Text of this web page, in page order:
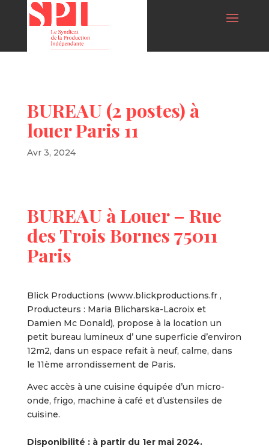
BUREAU (2 postes) à
louer Paris 11
Avr 3, 2024
BUREAU à Louer – Rue
des Trois Bornes 75011
Paris
Blick Productions (www.blickproductions.fr ,
Producteurs : Maria Blicharska-Lacroix et
Damien Mc Donald), propose à la location un
petit bureau lumineux d’ une superficie d’environ
12m2, dans un espace refait à neuf, calme, dans
le 11ème arrondissement de Paris.
Avec accès à une cuisine équipée d’un micro-
onde, frigo, machine à café et d’ustensiles de
cuisine.
Disponibilité : à partir du 1er mai 2024.